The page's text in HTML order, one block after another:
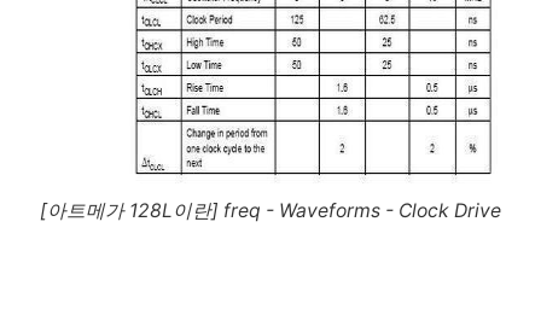
[아트메가 128L이란] freq - Waveforms - Clock Drive